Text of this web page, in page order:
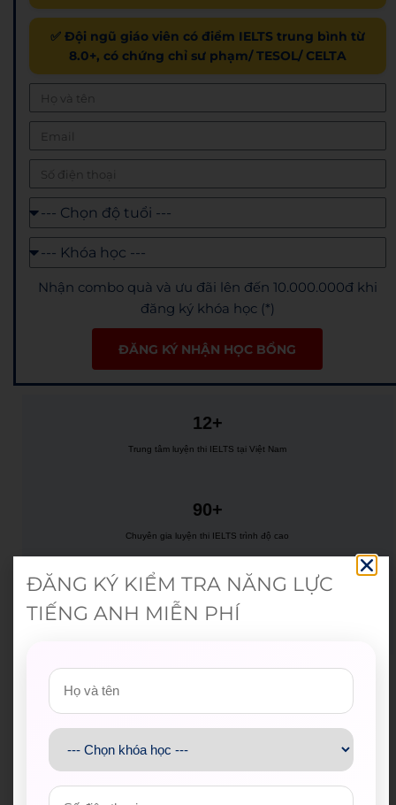
✅ Đội ngũ giáo viên có điểm IELTS trung bình từ
8.0+, có chứng chỉ sư phạm/ TESOL/ CELTA
Nhận combo quà và ưu đãi lên đến 10.000.000đ khi
đăng ký khóa học (*)
ĐĂNG KÝ NHẬN HỌC BỔNG
12+
Trung tâm luyện thi IELTS tại Việt Nam
90+
Chuyên gia luyện thi IELTS trình độ cao
999+
Phiên bản giáo trình cá nhân hoá
Lộ trình luyện thi & thiết kế riêng theo nhu
cầu
KHÓA HỌC CAM KẾT ĐẦU RA
ĐĂNG KÝ KIỂM TRA NĂNG LỰC
TIẾNG ANH MIỄN PHÍ